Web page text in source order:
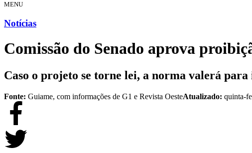
MENU
Notícias
Comissão do Senado aprova
Caso o projeto se torne lei, a norma valerá
Fonte: Guiame, com informações de G1 e Revista OesteAtualizado: quinta-